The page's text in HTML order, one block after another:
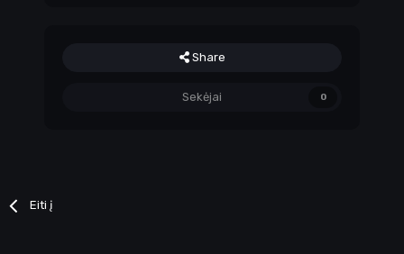
Share
Sekėjai 0
Eiti į